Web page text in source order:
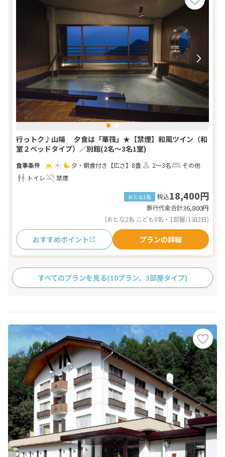
行っトク♪山陽 夕食は「華筏」★【禁煙】和風ツイン（和
室２ベッドタイプ）／別館(2名～3名1室)
夕・朝食付き 【広さ】8畳 2～3名
その他
トイレ
禁煙
おとな1名 税込18,400円
旅行代金合計36,800円
(おとな2名 こども0名・1部屋/1泊2日)
おすすめポイント プランの詳細
すべてのプランを見る(10プラン、3部屋タイプ)